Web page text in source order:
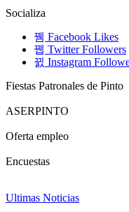
Socializa
Facebook Likes
Twitter Followers
Instagram
Fiestas Patronales de Pinto
ASERPINTO
Oferta empleo
Encuestas
Ultimas Noticias